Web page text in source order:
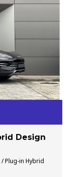
Design
/ Plug-in Hybrid